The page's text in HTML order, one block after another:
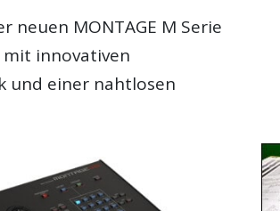
neuen MONTAGE M Serie
mit innovativen
und einer nahtlosen